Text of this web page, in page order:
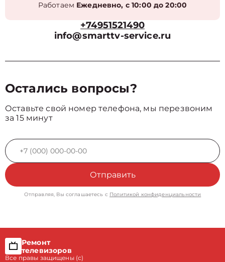
Работаем Ежедневно, с 10:00 до 20:00
+74951521490
info@smarttv-service.ru
Остались вопросы?
Оставьте свой номер телефона, мы перезвоним
за 15 минут
Отправить
Отправляя, Вы соглашаетесь с Политикой конфиденциальности
Ремонт
телевизоров
Все правы защищены (с)